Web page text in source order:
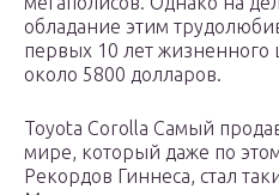
обладание этим
первых 10 лет
около 5800 долларов.
Toyota Corolla Самый
мире, который даже по
Рекордов Гиннеса, стал